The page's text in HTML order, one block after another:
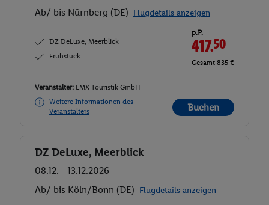
Ab/ bis Nürnberg (DE) Flugdetails anzeigen
DZ DeLuxe, Meerblick
Frühstück
p.P.
417.50
Gesamt 835 €
Veranstalter: LMX Touristik GmbH
Weitere Informationen des
Veranstalters
Buchen
Buchen
DZ DeLuxe, Meerblick
08.12. - 13.12.2026
Ab/ bis Köln/Bonn (DE) Flugdetails anzeigen